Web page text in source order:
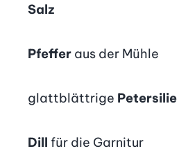
Salz
Pfeffer aus der Mühle
glattblättrige Petersilie
Dill für die Garnitur